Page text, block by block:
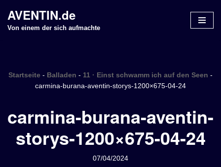
Z
n
t
AVENTIN.de
Von einem der sich aufmachte
Startseite - Balladen - 11 · Einst schwamm ich auf den Seen -
carmina-burana-aventin-storys-1200×675-04-24
carmina-burana-aventin-
storys-1200×675-04-24
07/04/2024